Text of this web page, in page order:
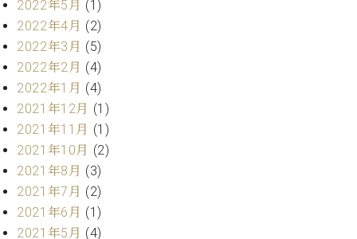
W.
ホ
フ
マ
ン
ヴ
ジ
ョ
ン
ご
拶
技
術
者
紹
展示
情報
【ユ
ーロ
ピア
2022年5月 (1)
2022年4月 (2)
2022年3月 (5)
2022年2月 (4)
2022年1月 (4)
2021年12月 (1)
2021年11月 (1)
2021年10月 (2)
2021年8月 (3)
2021年7月 (2)
2021年6月 (1)
2021年5月 (4)